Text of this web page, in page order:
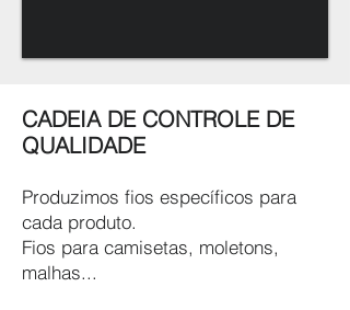
CADEIA DE CONTROLE DE
QUALIDADE
Produzimos fios específicos para
cada produto.
Fios para camisetas, moletons,
malhas...